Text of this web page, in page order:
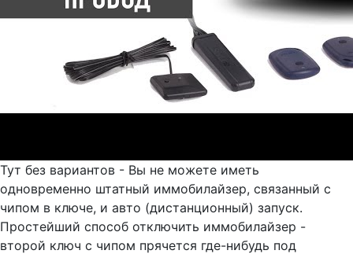
Тут без вариантов - Вы не можете иметь
одновременно штатный иммобилайзер, связанный с
чипом в ключе, и авто (дистанционный) запуск.
Простейший способ отключить иммобилайзер -
второй ключ с чипом прячется где-нибудь под